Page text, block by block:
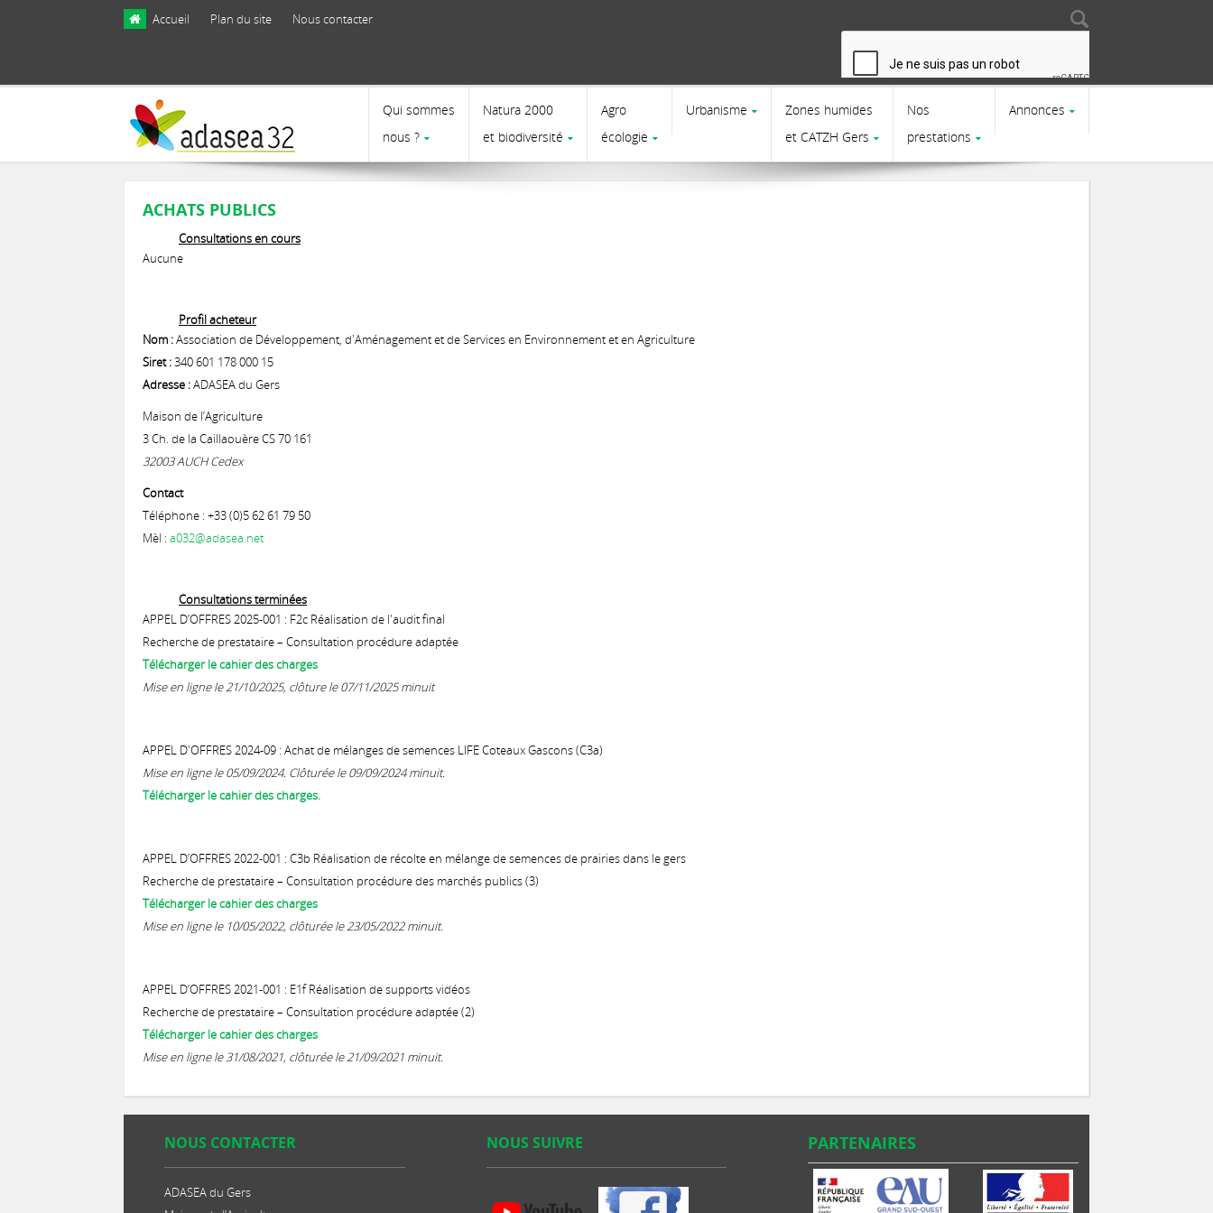
Accueil Plan du site Nous contacter
Search form
Qui sommes
nous ?
Natura 2000
et biodiversité
Agro
écologie
Urbanisme
Zones humides
et CATZH Gers
Nos
prestations
Annonces
ACHATS PUBLICS
Consultations en cours
Aucune
Profil acheteur
Nom :Association de Développement, d'Aménagement et de Services en Environnement et en Agriculture
Siret :340 601 178 000 15
Adresse :ADASEA du Gers
Maison de l’Agriculture
3 Ch. de la Caillaouère CS 70 161
32003 AUCH Cedex
Contact
Téléphone : +33 (0)5 62 61 79 50
Mèl : a032@adasea.net
Consultations terminées
APPEL D’OFFRES 2025-001 : F2c Réalisation de l'audit final
Recherche de prestataire – Consultation procédure adaptée
Télécharger le cahier des charges
Mise en ligne le 21/10/2025, clôture le 07/11/2025 minuit
APPEL D'OFFRES 2024-09 : Achat de mélanges de semences LIFE Coteaux Gascons (C3a)
Mise en ligne le 05/09/2024. Clôturée le 09/09/2024 minuit.
Télécharger le cahier des charges.
APPEL D’OFFRES 2022-001 : C3b Réalisation de récolte en mélange de semences de prairies dans le gers
Recherche de prestataire – Consultation procédure des marchés publics (3)
Télécharger le cahier des charges
Mise en ligne le 10/05/2022, clôturée le 23/05/2022 minuit.
APPEL D’OFFRES 2021-001 : E1f Réalisation de supports vidéos
Recherche de prestataire – Consultation procédure adaptée (2)
Télécharger le cahier des charges
Mise en ligne le 31/08/2021, clôturée le 21/09/2021 minuit.
NOUS CONTACTER
ADASEA du Gers
NOUS SUIVRE PARTENAIRES